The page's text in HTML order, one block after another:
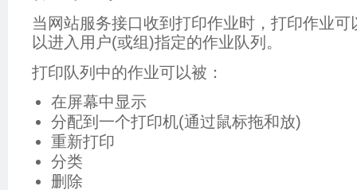
当网站服务接口收到打印作业时，打印作业
以进入用户(或组)指定的作业队列。
打印队列中的作业可以被：
在屏幕中显示
分配到一个打印机(通过鼠标拖和放)
重新打印
分类
删除